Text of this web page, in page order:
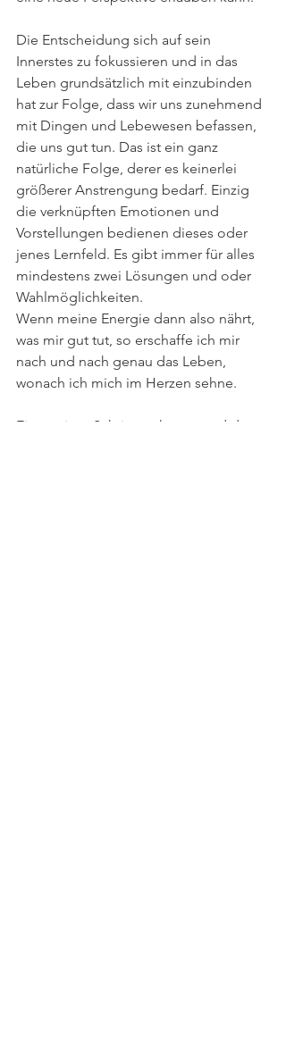
Die Entscheidung sich auf sein
Innerstes zu fokussieren und in das
Leben grundsätzlich mit einzubinden
hat zur Folge, dass wir uns zunehmend
mit Dingen und Lebewesen befassen,
die uns gut tun. Das ist ein ganz
natürliche Folge, derer es keinerlei
größerer Anstrengung bedarf. Einzig
die verknüpften Emotionen und
Vorstellungen bedienen dieses oder
jenes Lernfeld. Es gibt immer für alles
mindestens zwei Lösungen und oder
Wahlmöglichkeiten.
Wenn meine Energie dann also nährt,
was mir gut tut, so erschaffe ich mir
nach und nach genau das Leben,
wonach ich mich im Herzen sehne.
Ein mutiger Schritt nach vorn und dann